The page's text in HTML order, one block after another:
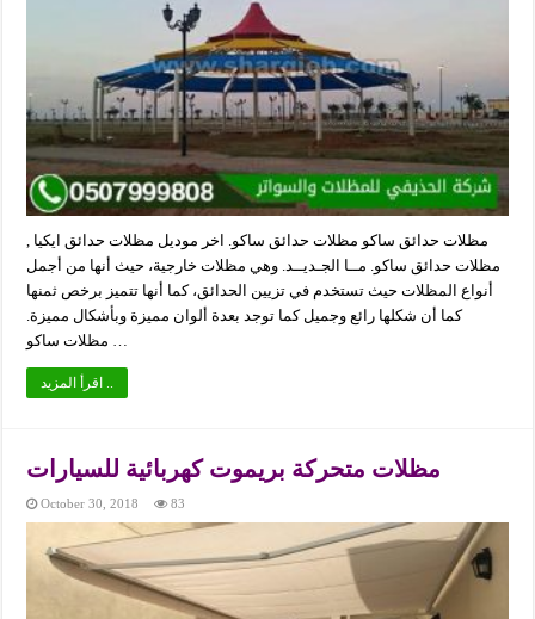
مظلات حدائق ساكو مظلات حدائق ساكو. اخر موديل مظلات حدائق ايكيا ,
مظلات حدائق ساكو. مــا الجـديــد. وهي مظلات خارجية، حيث أنها من أجمل
أنواع المظلات حيث تستخدم في تزيين الحدائق، كما أنها تتميز برخص ثمنها
كما أن شكلها رائع وجميل كما توجد بعدة ألوان مميزة وبأشكال مميزة.
مظلات متحركة بريموت كهربائية للسيارات
October 30, 2018 83